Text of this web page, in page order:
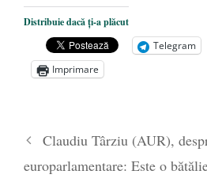
Dezvăluiri
președintele Ucrainei,
Zelensky
- 13 mai 2026
Statul care servește
poetului Octavian Goga,
- 16 aprilie 2026
Distribuie dacă ți-a plăcut
Telegram
Imprimare
Claudiu Târziu (AUR),
europarlamentare: Este o